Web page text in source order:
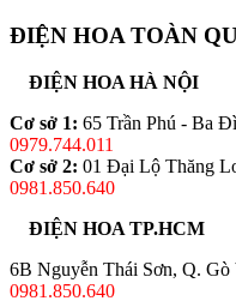
ĐIỆN HOA TOÀN
ĐIỆN HOA HÀ NỘI
Cơ sở 1: 65 Trần Phú - Ba
0979.744.011
Cơ sở 2: 01 Đại Lộ Thăng
0981.850.640
ĐIỆN HOA TP.HCM
6B Nguyễn Thái Sơn, Q.
0981.850.640